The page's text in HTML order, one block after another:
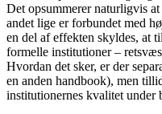
Det opsummerer naturligvis
andet lige er forbundet med
en del af effekten skyldes, at
formelle institutioner –
Hvordan det sker, er der
en anden handbook), men
institutionernes kvalitet under